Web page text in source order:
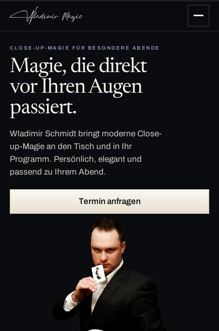
CLOSE-UP-MAGIE FÜR BESONDERE ABENDE
Magie, die direkt
vor Ihren Augen
passiert.
Wladimir Schmidt bringt moderne Close-
up-Magie an den Tisch und in Ihr
Programm. Persönlich, elegant und
passend zu Ihrem Abend.
Termin anfragen